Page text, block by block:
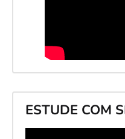
ESTUDE COM